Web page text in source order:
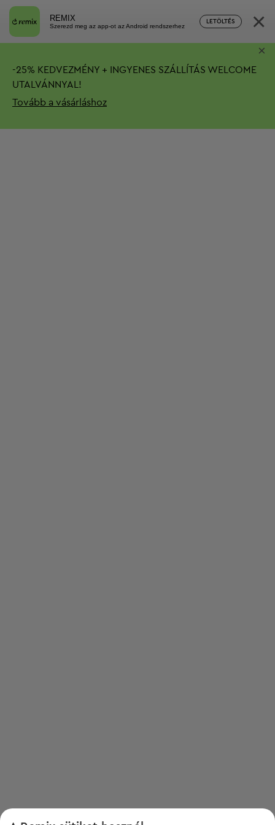
REMIX
Szerezd meg az app-ot az Android rendszerhez
LETÖLTÉS ×
-25% KEDVEZMÉNY + INGYENES SZÁLLÍTÁS WELCOME
UTALVÁNNYAL!
Tovább a vásárláshoz
×